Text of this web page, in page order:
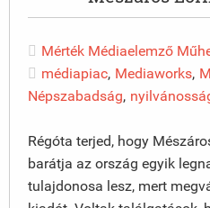
Mérték Médiaelemző
médiapiac, Mediaworks,
Népszabadság,
Régóta terjed, hogy
barátja az ország egyik
tulajdonosa lesz, mert